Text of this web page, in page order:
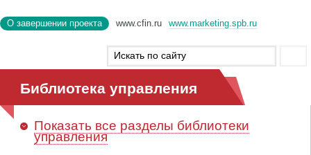
О завершении проекта www.cfin.ru www.marketing.spb.ru
Библиотека управления
Показать все разделы библиотеки
управления